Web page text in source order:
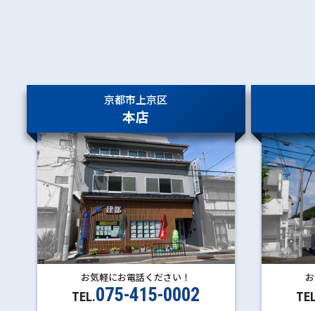
京都市上京区
本店
お気軽にお電話ください！
TEL.075-415-0002